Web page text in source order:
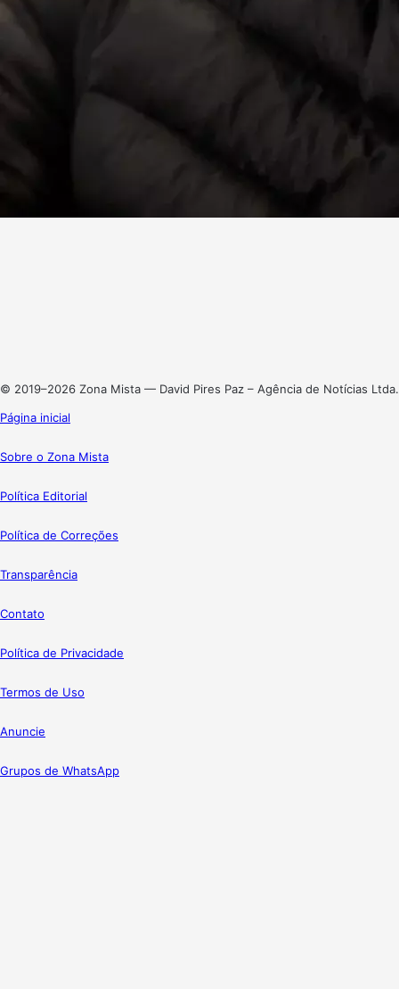
© 2019–2026 Zona Mista — David Pires Paz – Agência de Notícias Ltda.
Página inicial
Sobre o Zona Mista
Política Editorial
Política de Correções
Transparência
Contato
Política de Privacidade
Termos de Uso
Anuncie
Grupos de WhatsApp